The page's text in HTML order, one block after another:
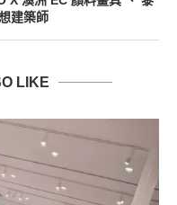
建築師
LIKE